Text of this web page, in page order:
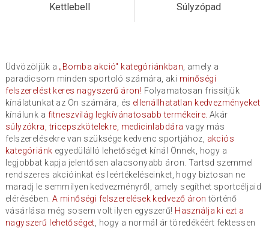
Kettlebell Súlyzópad
Üdvözöljük a „Bomba akció" kategóriánkban , amely a
paradicsom minden sportoló számára, aki minőségi
felszerelést keres nagyszerű áron! Folyamatosan frissítjük
kínálatunkat az Ön számára, és ellenállhatatlan kedvezményeket
kínálunk a fitneszvilág legkívánatosabb termékeire. Akár
súlyzókra, tricepszkötelekre, medicinlabdára vagy más
felszerelésekre van szüksége kedvenc sportjához, akciós
kategóriánk egyedülálló lehetőséget kínál Önnek, hogy a
legjobbat kapja jelentősen alacsonyabb áron. Tartsd szemmel
rendszeres akcióinkat és leértékeléseinket, hogy biztosan ne
maradj le semmilyen kedvezményről, amely segíthet sportcéljaid
elérésében. A minőségi felszerelések kedvező áron történő
vásárlása még sosem volt ilyen egyszerű! Használja ki ezt a
nagyszerű lehetőséget , hogy a normál ár töredékéért fektessen